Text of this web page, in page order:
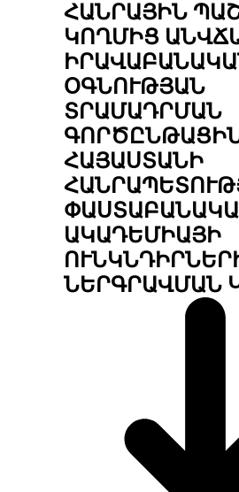
ՀԱՆՐԱՅԻՆ
ԿՈՂՄԻՑ
ՕԳՆՈՒԹՅԱՆ
ՏՐԱՄԱԴՐՄԱՆ
ՀԱՅԱՍՏԱՆԻ
ԱԿԱԴԵՄԻԱՅԻ
ՆԵՐԳՐԱՎՄԱՆ